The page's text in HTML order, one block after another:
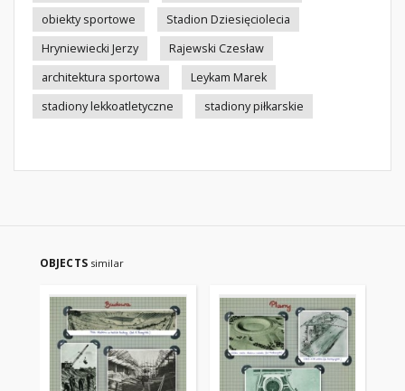
obiekty sportowe
Stadion Dziesięciolecia
Hryniewiecki Jerzy
Rajewski Czesław
architektura sportowa
Leykam Marek
stadiony lekkoatletyczne
stadiony piłkarskie
OBJECTS similar